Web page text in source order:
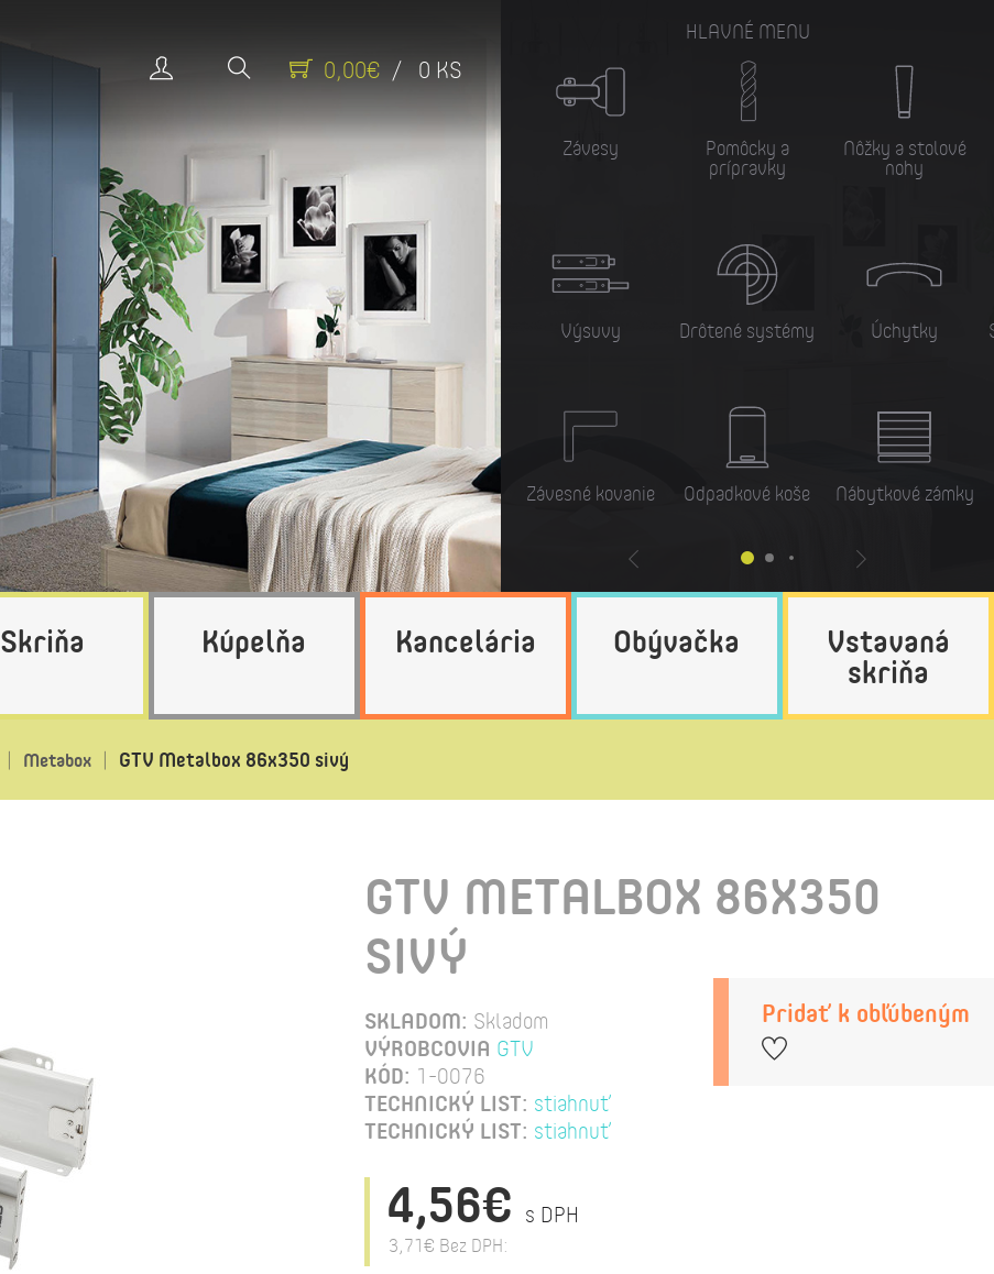
0,00€ / 0 KS
HLAVNÉ MENU
Závesy
Výsuvy
Závesné kovanie
Pomôcky a
prípravky
Drôtené systémy
Odpadkové koše
Nôžky a stolové
nohy
Úchytky
Nábytkové zámky
Skriňa Kúpelňa Kancelária Obývačka Vstavaná
skriňa
Metabox GTV Metalbox 86x350 sivý
GTV METALBOX 86X350
SIVÝ
SKLADOM: Skladom
VÝROBCOVIA GTV
KÓD: 1-0076
TECHNICKÝ LIST: stiahnuť
TECHNICKÝ LIST: stiahnuť
Pridať k obľúbeným
4,56€ s DPH
3,71€ Bez DPH: